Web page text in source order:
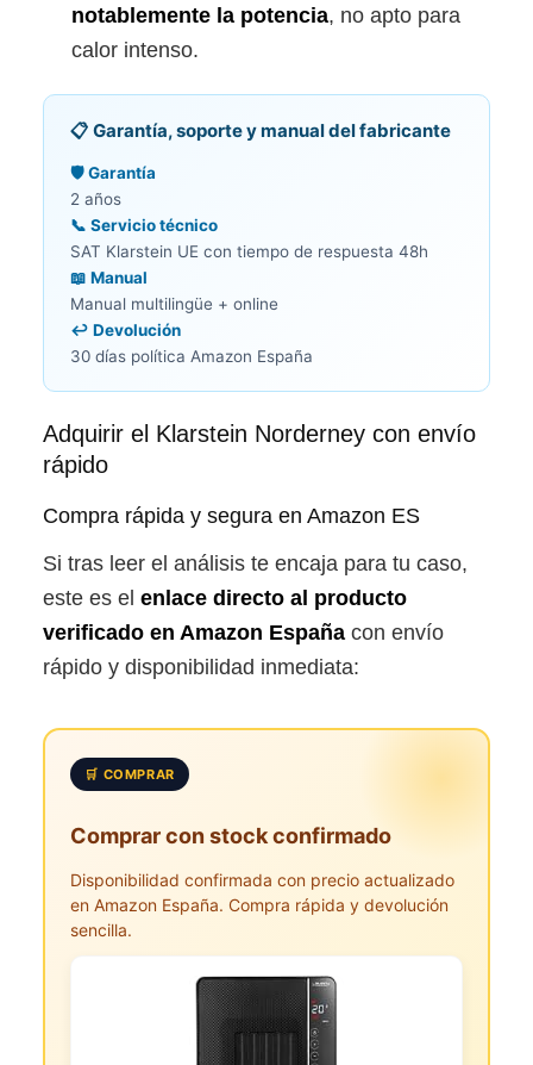
notablemente la potencia, no apto para
calor intenso.
📋 Garantía, soporte y manual del fabricante
🛡️ Garantía
2 años
📞 Servicio técnico
SAT Klarstein UE con tiempo de respuesta 48h
📖 Manual
Manual multilingüe + online
↩️ Devolución
30 días política Amazon España
Adquirir el Klarstein Norderney con envío
rápido
Compra rápida y segura en Amazon ES
Si tras leer el análisis te encaja para tu caso,
este es el enlace directo al producto
verificado en Amazon Españacon envío
rápido y disponibilidad inmediata:
🛒 COMPRAR
Comprar con stock confirmado
Disponibilidad confirmada con precio actualizado
en Amazon España. Compra rápida y devolución
sencilla.